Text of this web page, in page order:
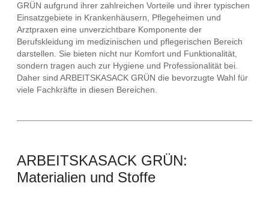
GRÜN aufgrund ihrer zahlreichen Vorteile und ihrer typischen
Einsatzgebiete in Krankenhäusern, Pflegeheimen und
Arztpraxen eine unverzichtbare Komponente der
Berufskleidung im medizinischen und pflegerischen Bereich
darstellen. Sie bieten nicht nur Komfort und Funktionalität,
sondern tragen auch zur Hygiene und Professionalität bei.
Daher sind ARBEITSKASACK GRÜN die bevorzugte Wahl für
viele Fachkräfte in diesen Bereichen.
ARBEITSKASACK GRÜN:
Materialien und Stoffe